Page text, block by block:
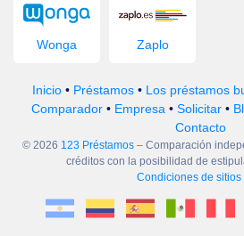
Wonga Zaplo
Inicio• Préstamos• Los préstamos
Comparador • Empresa • Solicitar •
Contacto
© 2026 123 Préstamos– Comparación
créditos con la posibilidad de
Condiciones de sitios